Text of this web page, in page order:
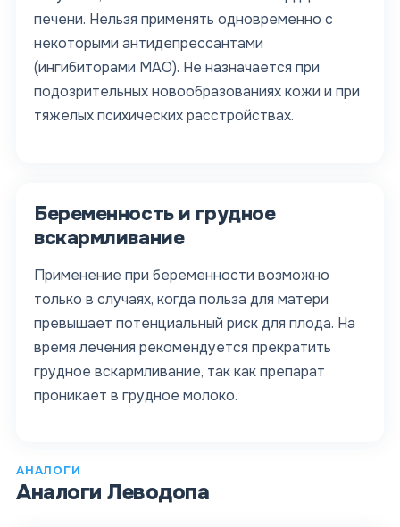
печени. Нельзя применять одновременно с
некоторыми антидепрессантами
(ингибиторами МАО). Не назначается при
подозрительных новообразованиях кожи и при
тяжелых психических расстройствах.
Беременность и грудное
вскармливание
Применение при беременности возможно
только в случаях, когда польза для матери
превышает потенциальный риск для плода. На
время лечения рекомендуется прекратить
грудное вскармливание, так как препарат
проникает в грудное молоко.
АНАЛОГИ
АналогиЛеводопа